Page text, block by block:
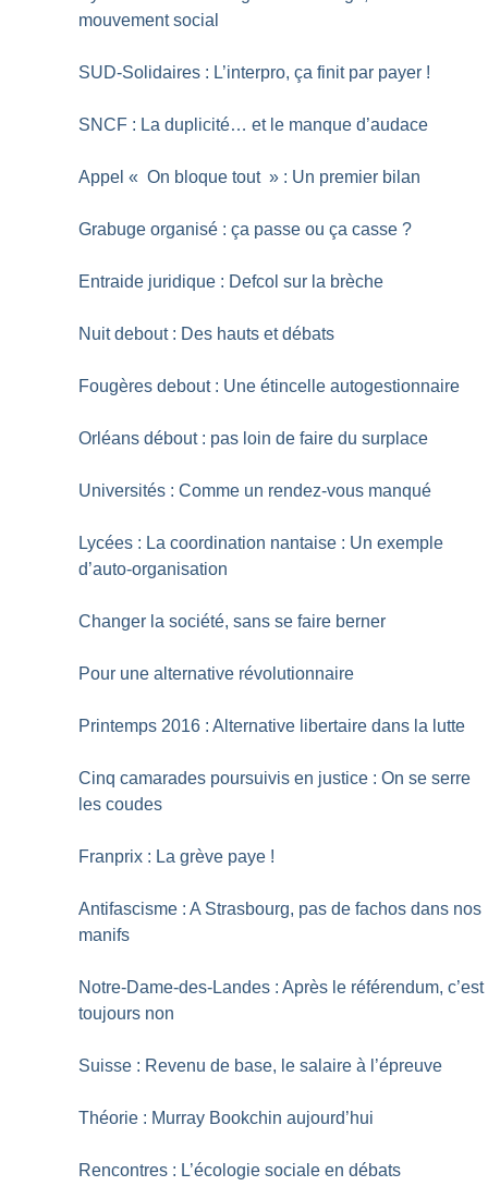
mouvement social
SUD-Solidaires : L’interpro, ça finit par payer !
SNCF : La duplicité… et le manque d’audace
Appel « On bloque tout » : Un premier bilan
Grabuge organisé : ça passe ou ça casse ?
Entraide juridique : Defcol sur la brèche
Nuit debout : Des hauts et débats
Fougères debout : Une étincelle autogestionnaire
Orléans débout : pas loin de faire du surplace
Universités : Comme un rendez-vous manqué
Lycées : La coordination nantaise : Un exemple
d’auto-organisation
Changer la société, sans se faire berner
Pour une alternative révolutionnaire
Printemps 2016 : Alternative libertaire dans la lutte
Cinq camarades poursuivis en justice : On se serre
les coudes
Franprix : La grève paye !
Antifascisme : A Strasbourg, pas de fachos dans nos
manifs
Notre-Dame-des-Landes : Après le référendum, c’est
toujours non
Suisse : Revenu de base, le salaire à l’épreuve
Théorie : Murray Bookchin aujourd’hui
Rencontres : L’écologie sociale en débats